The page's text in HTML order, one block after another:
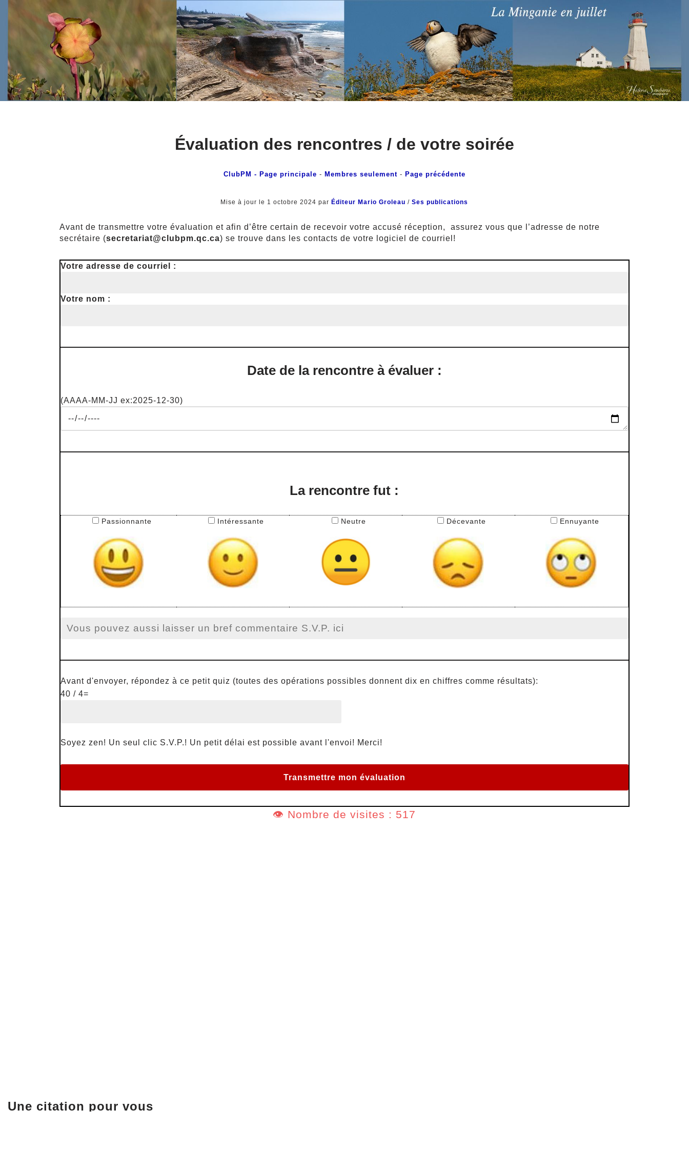
Évaluation des rencontres / de votre soirée
ClubPM - Page principale - Membres seulement- Page précédente
Mise à jour le 1 octobre 2024 par Éditeur Mario Groleau /Ses publications
Avant de transmettre votre évaluation et afin d’être certain de recevoir votre accusé réception, assurez vous que l’adresse de notre
secrétaire (secretariat@clubpm.qc.ca) se trouve dans les contacts de votre logiciel de courriel!
Votre adresse de courriel :
Votre nom :
Date de la rencontre à évaluer :
(AAAA-MM-JJ ex:2025-12-30)
La rencontre fut :
Passionnante Intéressante Neutre Décevante Ennuyante
Avant d'envoyer, répondez à ce petit quiz (toutes des opérations possibles donnent dix en chiffres comme résultats):
40 / 4=
Soyez zen! Un seul clic S.V.P.! Un petit délai est possible avant l'envoi! Merci!
👁️ Nombre de visites : 517
Une citation pour vous